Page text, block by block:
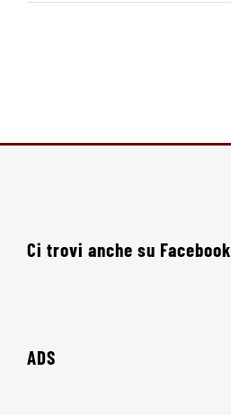
Ci trovi anche su Facebook
ADS